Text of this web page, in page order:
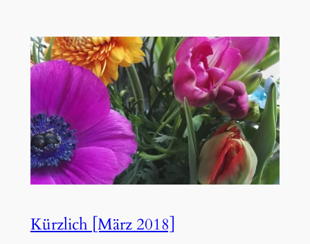
Kürzlich [März 2018]